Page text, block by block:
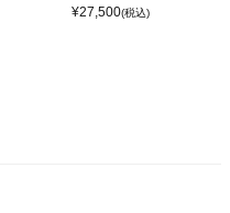
¥27,500(税込)